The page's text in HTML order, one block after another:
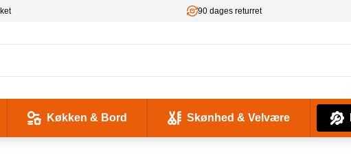
90 dages returret
Køkken & Bord Skønhed & Velvære